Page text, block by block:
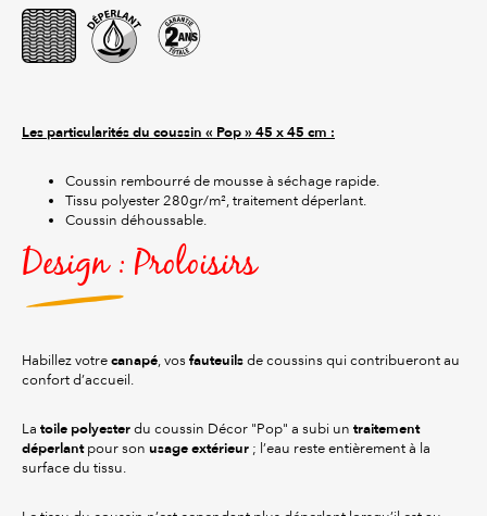
Les particularités du coussin « Pop » 45 x 45 cm :
Coussin rembourré de mousse à séchage rapide.
Tissu polyester 280gr/m², traitement déperlant.
Coussin déhoussable.
Design : Proloisirs
Habillez votre canapé, vos fauteuils de coussins qui contribueront au
confort d’accueil.
La toile polyester du coussin Décor "Pop" a subi un traitement
déperlantpour son usage extérieur ; l’eau reste entièrement à la
surface du tissu.